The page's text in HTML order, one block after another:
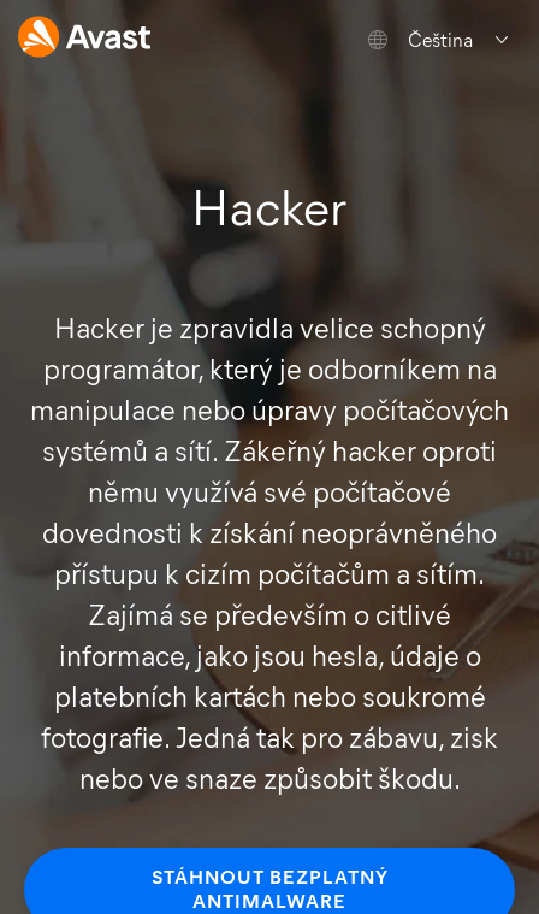
Čeština
Hacker
Hacker je zpravidla velice schopný
programátor, který je odborníkem na
manipulace nebo úpravy počítačových
systémů a sítí. Zákeřný hacker oproti
němu využívá své počítačové
dovednosti k získání neoprávněného
přístupu k cizím počítačům a sítím.
Zajímá se především o citlivé
informace, jako jsou hesla, údaje o
platebních kartách nebo soukromé
fotografie. Jedná tak pro zábavu, zisk
nebo ve snaze způsobit škodu.
STÁHNOUT BEZPLATNÝ
ANTIMALWARE